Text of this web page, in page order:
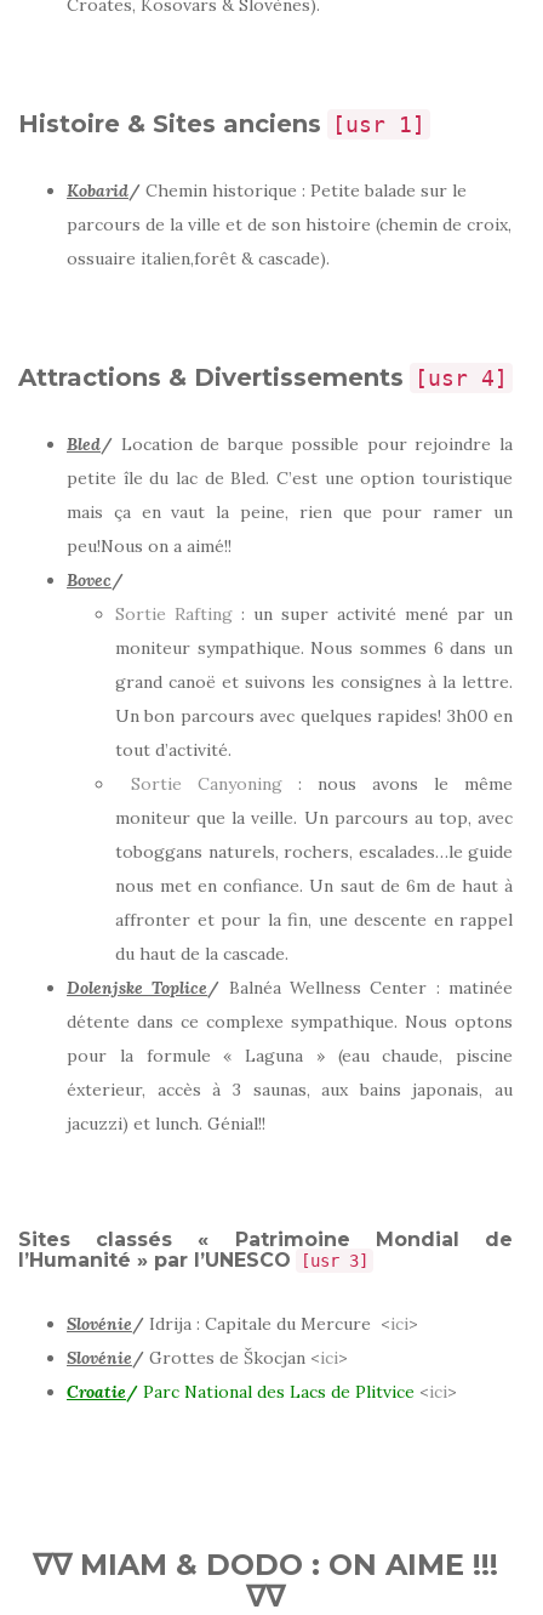
Histoire & Sites anciens [usr 1]
Kobarid/ Chemin historique : Petite balade sur le
parcours de la ville et de son histoire (chemin de croix,
ossuaire italien,forêt & cascade).
Attractions & Divertissements [usr 4]
Bled/ Location de barque possible pour rejoindre la
petite île du lac de Bled. C’est une option touristique
mais ça en vaut la peine, rien que pour ramer un
peu!Nous on a aimé!!
Bovec /
Sortie Rafting : un super activité mené par un
moniteur sympathique. Nous sommes 6 dans un
grand canoë et suivons les consignes à la lettre.
Un bon parcours avec quelques rapides! 3h00 en
tout d’activité.
Sortie Canyoning : nous avons le même
moniteur que la veille. Un parcours au top, avec
toboggans naturels, rochers, escalades…le guide
nous met en confiance. Un saut de 6m de haut à
affronter et pour la fin, une descente en rappel
du haut de la cascade.
Dolenjske Toplice / Balnéa Wellness Center : matinée
détente dans ce complexe sympathique. Nous optons
pour la formule « Laguna » (eau chaude, piscine
éxterieur, accès à 3 saunas, aux bains japonais, au
jacuzzi) et lunch. Génial!!
Sites classés « Patrimoine Mondial de
l’Humanité » par l’UNESCO
[usr 3]
Slovénie / Idrija : Capitale du Mercure <ici>
Slovénie / Grottes de Škocjan <ici>
Croatie / Parc National des Lacs de Plitvice <ici>
∇∇ MIAM & DODO : ON AIME !!!
∇∇